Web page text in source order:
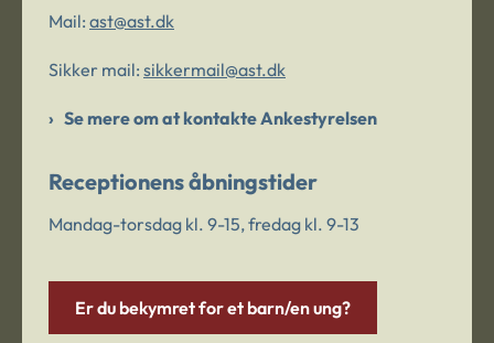
Mail: ast@ast.dk
Sikker mail: sikkermail@ast.dk
Se mere om at kontakte Ankestyrelsen
Receptionens åbningstider
Mandag-torsdag kl. 9-15, fredag kl. 9-13
Er du bekymret for et barn/en ung?